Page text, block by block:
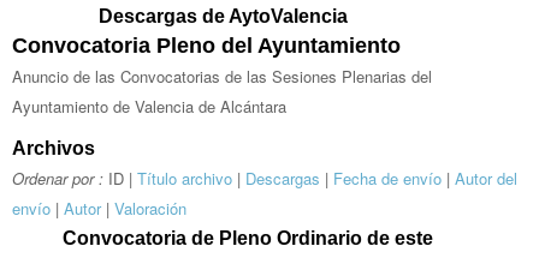
Descargas de AytoValencia
Convocatoria Pleno del Ayuntamiento
Anuncio de las Convocatorias de las Sesiones Plenarias del
Ayuntamiento de Valencia de Alcántara
Archivos
Ordenar por : ID | Título archivo | Descargas | Fecha de envío | Autor del
envío | Autor| Valoración
Convocatoria de Pleno Ordinario de este